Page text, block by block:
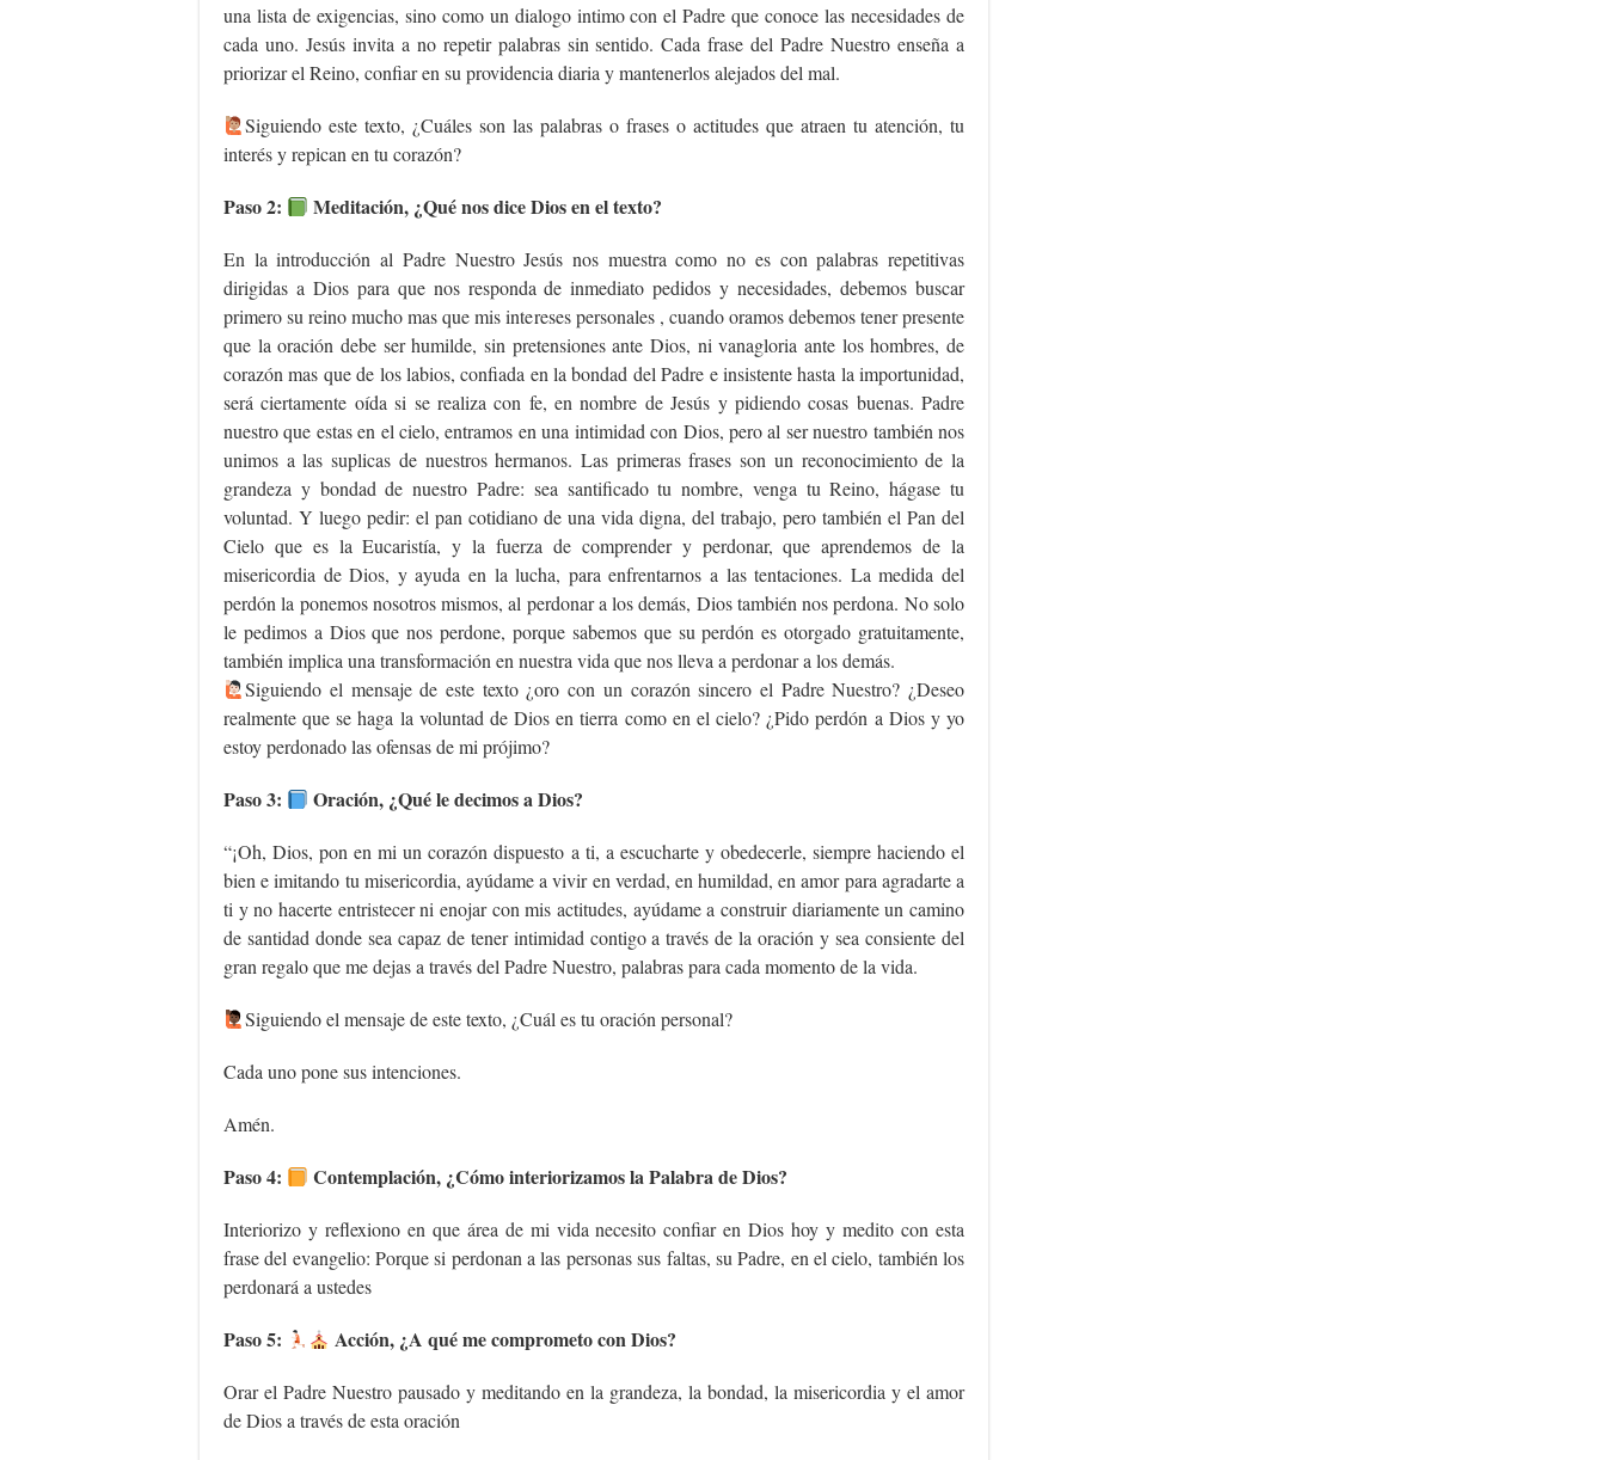
una lista de exigencias, sino como un dialogo intimo con el Padre que conoce las necesidades de
cada uno. Jesús invita a no repetir palabras sin sentido. Cada frase del Padre Nuestro enseña a
priorizar el Reino, confiar en su providencia diaria y mantenerlos alejados del mal.
‍Siguiendo este texto, ¿Cuáles son las palabras o frases o actitudes que atraen tu atención, tu
interés y repican en tu corazón?
Paso 2: Meditación, ¿Qué nos dice Dios en el texto?
En la introducción al Padre Nuestro Jesús nos muestra como no es con palabras repetitivas
dirigidas a Dios para que nos responda de inmediato pedidos y necesidades, debemos buscar
primero su reino mucho mas que mis intereses personales , cuando oramos debemos tener presente
que la oración debe ser humilde, sin pretensiones ante Dios, ni vanagloria ante los hombres, de
corazón mas que de los labios, confiada en la bondad del Padre e insistente hasta la importunidad,
será ciertamente oída si se realiza con fe, en nombre de Jesús y pidiendo cosas buenas. Padre
nuestro que estas en el cielo, entramos en una intimidad con Dios, pero al ser nuestro también nos
unimos a las suplicas de nuestros hermanos. Las primeras frases son un reconocimiento de la
grandeza y bondad de nuestro Padre: sea santificado tu nombre, venga tu Reino, hágase tu
voluntad. Y luego pedir: el pan cotidiano de una vida digna, del trabajo, pero también el Pan del
Cielo que es la Eucaristía, y la fuerza de comprender y perdonar, que aprendemos de la
misericordia de Dios, y ayuda en la lucha, para enfrentarnos a las tentaciones. La medida del
perdón la ponemos nosotros mismos, al perdonar a los demás, Dios también nos perdona. No solo
le pedimos a Dios que nos perdone, porque sabemos que su perdón es otorgado gratuitamente,
también implica una transformación en nuestra vida que nos lleva a perdonar a los demás.
Siguiendo el mensaje de este texto ¿oro con un corazón sincero el Padre Nuestro? ¿Deseo
realmente que se haga la voluntad de Dios en tierra como en el cielo? ¿Pido perdón a Dios y yo
estoy perdonado las ofensas de mi prójimo?
Paso 3: Oración, ¿Qué le decimos a Dios?
“¡Oh, Dios, pon en mi un corazón dispuesto a ti, a escucharte y obedecerle, siempre haciendo el
bien e imitando tu misericordia, ayúdame a vivir en verdad, en humildad, en amor para agradarte a
ti y no hacerte entristecer ni enojar con mis actitudes, ayúdame a construir diariamente un camino
de santidad donde sea capaz de tener intimidad contigo a través de la oración y sea consiente del
gran regalo que me dejas a través del Padre Nuestro, palabras para cada momento de la vida.
‍Siguiendo el mensaje de este texto, ¿Cuál es tu oración personal?
Cada uno pone sus intenciones.
Amén.
Paso 4: Contemplación, ¿Cómo interiorizamos la Palabra de Dios?
Interiorizo y reflexiono en que área de mi vida necesito confiar en Dios hoy y medito con esta
frase del evangelio: Porque si perdonan a las personas sus faltas, su Padre, en el cielo, también los
perdonará a ustedes
Paso 5: Acción, ¿A qué me comprometo con Dios?
Orar el Padre Nuestro pausado y meditando en la grandeza, la bondad, la misericordia y el amor
de Dios a través de esta oración